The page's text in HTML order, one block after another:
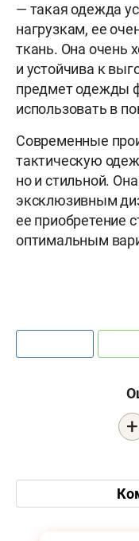
— такая одежда
нагрузкам, ее
ткань. Она очень
и устойчива к
предмет одежды
использовать в
Современные
тактическую
но и стильной.
эксклюзивным
ее приобретение
оптимальным
+